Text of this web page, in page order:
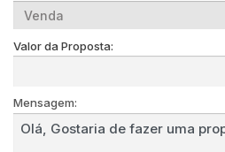
Valor da Proposta:
Mensagem: